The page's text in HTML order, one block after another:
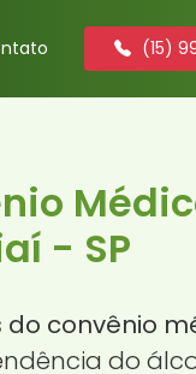
(15)
- SP
convênio
do